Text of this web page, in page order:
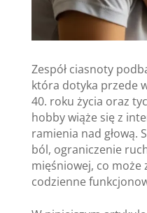
Zespół ciasnoty
która dotyka przede
40. roku życia oraz
hobby wiąże się z
ramienia nad głową.
ból, ograniczenie
mięśniowej, co
codzienne